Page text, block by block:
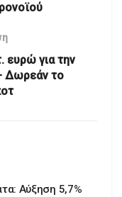
ευρώ για την
Δωρεάν το
Αύξηση 5,7%